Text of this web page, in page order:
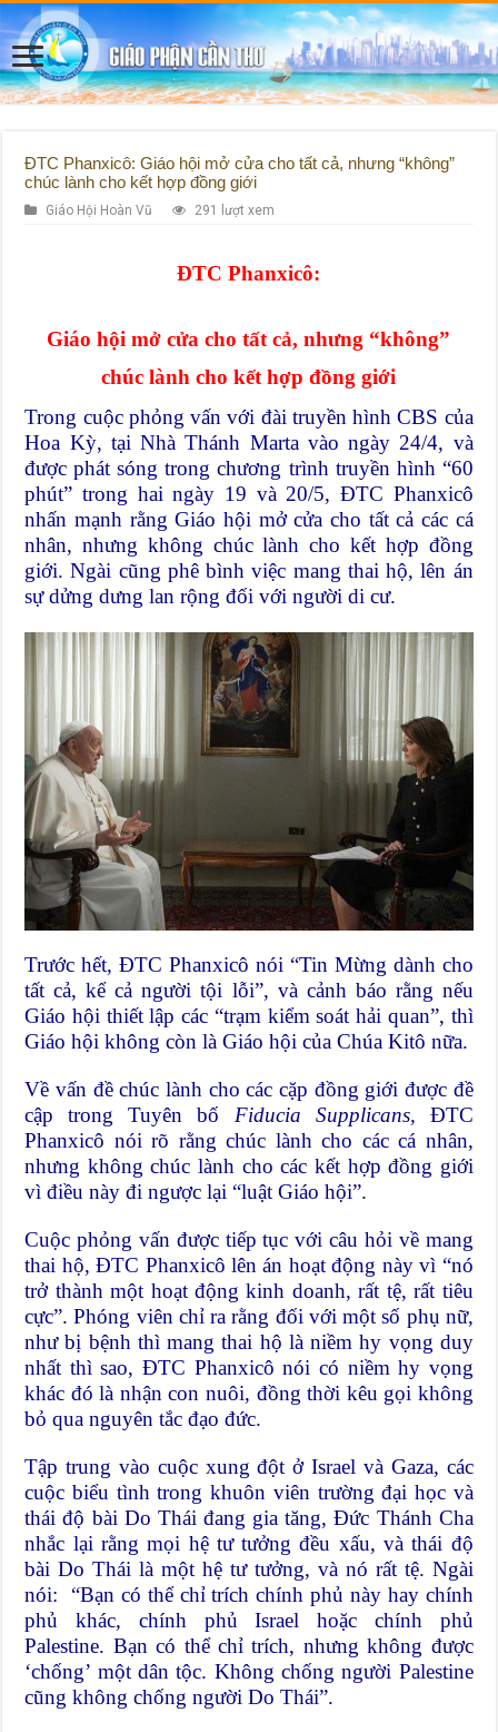
ĐTC Phanxicô: Giáo hội mở cửa cho tất cả, nhưng “không”
chúc lành cho kết hợp đồng giới
Giáo Hội Hoàn Vũ 291 lượt xem
ĐTC Phanxicô:
Giáo hội mở cửa cho tất cả, nhưng “không”
chúc lành cho kết hợp đồng giới
Trong cuộc phỏng vấn với đài truyền hình CBS của
Hoa Kỳ, tại Nhà Thánh Marta vào ngày 24/4, và
được phát sóng trong chương trình truyền hình “60
phút” trong hai ngày 19 và 20/5, ĐTC Phanxicô
nhấn mạnh rằng Giáo hội mở cửa cho tất cả các cá
nhân, nhưng không chúc lành cho kết hợp đồng
giới. Ngài cũng phê bình việc mang thai hộ, lên án
sự dửng dưng lan rộng đối với người di cư.
Trước hết, ĐTC Phanxicô nói “Tin Mừng dành cho
tất cả, kể cả người tội lỗi”, và cảnh báo rằng nếu
Giáo hội thiết lập các “trạm kiểm soát hải quan”, thì
Giáo hội không còn là Giáo hội của Chúa Kitô nữa.
Về vấn đề chúc lành cho các cặp đồng giới được đề
cập trong Tuyên bố Fiducia Supplicans, ĐTC
Phanxicô nói rõ rằng chúc lành cho các cá nhân,
nhưng không chúc lành cho các kết hợp đồng giới
vì điều này đi ngược lại “luật Giáo hội”.
Cuộc phỏng vấn được tiếp tục với câu hỏi về mang
thai hộ, ĐTC Phanxicô lên án hoạt động này vì “nó
trở thành một hoạt động kinh doanh, rất tệ, rất tiêu
cực”. Phóng viên chỉ ra rằng đối với một số phụ nữ,
như bị bệnh thì mang thai hộ là niềm hy vọng duy
nhất thì sao, ĐTC Phanxicô nói có niềm hy vọng
khác đó là nhận con nuôi, đồng thời kêu gọi không
bỏ qua nguyên tắc đạo đức.
Tập trung vào cuộc xung đột ở Israel và Gaza, các
cuộc biểu tình trong khuôn viên trường đại học và
thái độ bài Do Thái đang gia tăng, Đức Thánh Cha
nhắc lại rằng mọi hệ tư tưởng đều xấu, và thái độ
bài Do Thái là một hệ tư tưởng, và nó rất tệ. Ngài
nói: “Bạn có thể chỉ trích chính phủ này hay chính
phủ khác, chính phủ Israel hoặc chính phủ
Palestine. Bạn có thể chỉ trích, nhưng không được
‘chống’ một dân tộc. Không chống người Palestine
cũng không chống người Do Thái”.